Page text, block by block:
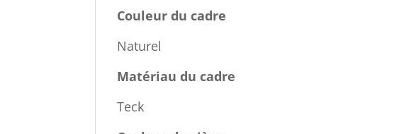
Couleur du cadre
Naturel
Matériau du cadre
Teck